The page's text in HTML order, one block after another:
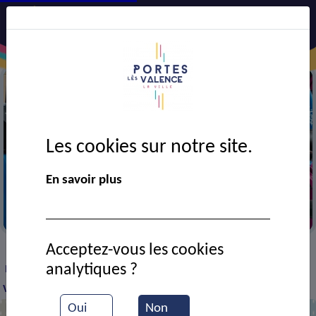
> VIE MUNICIPALE > Ressources documentaires
Les majorettes à l'inauguration de la ligne CTAV Portes-
Valence
Les cookies sur notre site.
En savoir plus
Oui Non
Acceptez-vous les cookies
analytiques ?